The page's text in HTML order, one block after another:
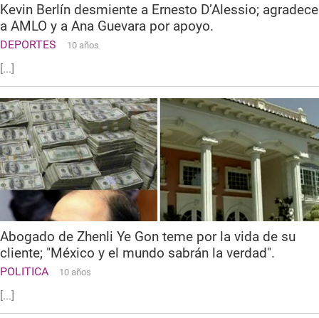
Kevin Berlín desmiente a Ernesto D’Alessio; agradece
a AMLO y a Ana Guevara por apoyo.
DEPORTES 10 años
[...]
Abogado de Zhenli Ye Gon teme por la vida de su
cliente; "México y el mundo sabrán la verdad".
POLITICA 10 años
[...]